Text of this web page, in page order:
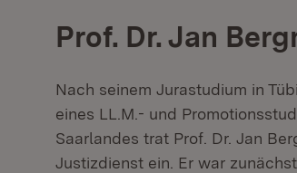
Prof. Dr. Jan
Nach seinem Jurastudium in
eines LL.M.- und
Saarlandes trat Prof. Dr. Jan
Justizdienst ein. Er war